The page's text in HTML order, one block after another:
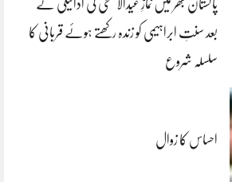
پاکستان بھر میں نمازِ عیدالاضحی کی ادائیگی کے
بعد سنتِ ابراہیمی کو زندہ رکھتے ہوئے قربانی کا
سلسلہ شروع
احساس کا زوال